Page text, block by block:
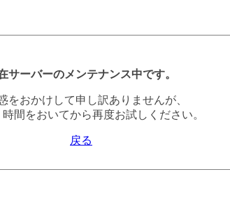
サーバーのメンテナンス中です。
をおかけして申し訳ありませんが、
時間をおいてから再度お試しください。
戻る